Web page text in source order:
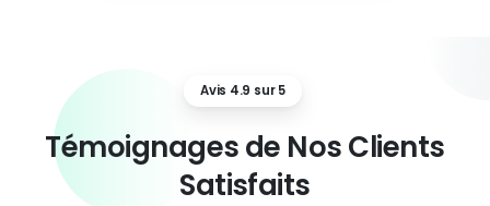
Avis 4.9 sur 5
Témoignagesde NosClients
Satisfaits